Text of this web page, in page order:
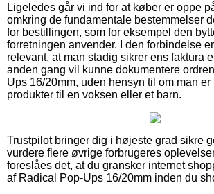
Ligeledes går vi ind for at køber er oppe
omkring de fundamentale bestemmelser
for bestillingen, som for eksempel den
forretningen anvender. I den forbindelse
relevant, at man stadig sikrer ens faktura
anden gang vil kunne dokumentere
Ups 16/20mm, uden hensyn til om man er
produkter til en voksen eller et barn.
Trustpilot bringer dig i højeste grad sikre
vurdere flere øvrige forbrugeres
foreslåes det, at du gransker internet
af Radical Pop-Ups 16/20mm inden du